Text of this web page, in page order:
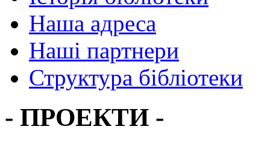
Наша адреса
Наші партнери
Структура бібліотеки
- ПРОЕКТИ -